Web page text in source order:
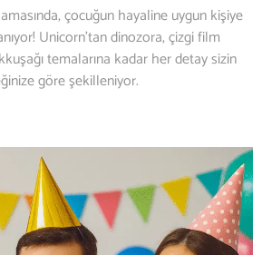
çocuğun hayaline uygun kişiye
Unicorn’tan dinozora, çizgi film
temalarına kadar her detay sizin
göre şekilleniyor.